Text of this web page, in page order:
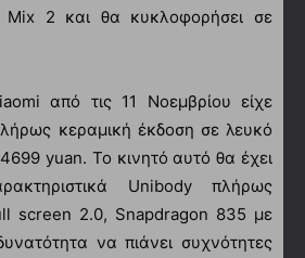
Mix 2 και θα κυκλοφορήσει σε
από τις 11 Νοεμβρίου είχε
κεραμική έκδοση σε λευκό
yuan. Το κινητό αυτό θα έχει
Unibody πλήρως
screen 2.0, Snapdragon 835 με
να πιάνει συχνότητες